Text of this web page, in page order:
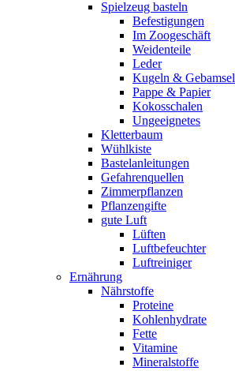
Spielzeug basteln
Befestigungen
Im Zoogeschäft
Weidenteile
Leder
Kugeln & Gebamsel
Pappe & Papier
Kokosschalen
Ungeeignetes
Kletterbaum
Wühlkiste
Bastelanleitungen
Gefahrenquellen
Zimmerpflanzen
Pflanzengifte
gute Luft
Lüften
Luftbefeuchter
Luftreiniger
Ernährung
Nährstoffe
Proteine
Kohlenhydrate
Fette
Vitamine
Mineralstoffe